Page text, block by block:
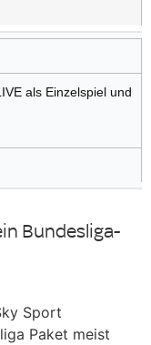
als Einzelspiel und
Bundesliga-
Sport
Paket meist